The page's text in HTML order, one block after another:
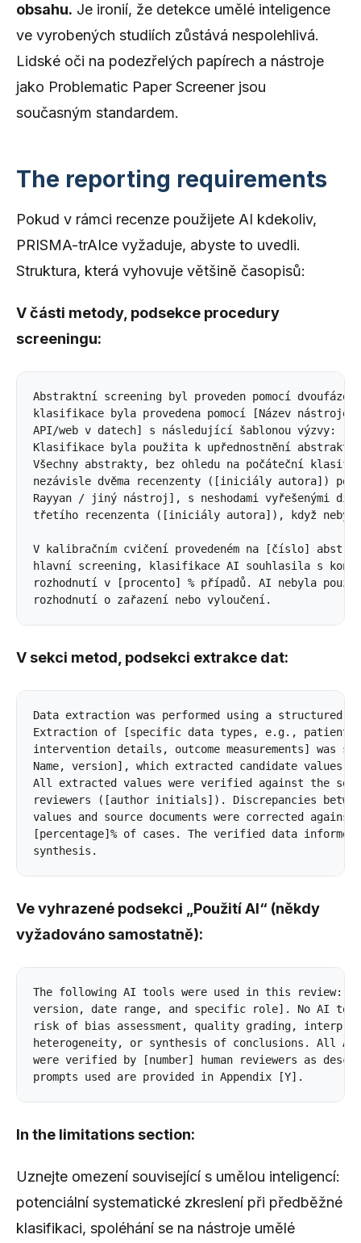
obsahu. Je ironií, že detekce umělé inteligence
ve vyrobených studiích zůstává nespolehlivá.
Lidské oči na podezřelých papírech a nástroje
jako Problematic Paper Screener jsou
současným standardem.
The reporting requirements
Pokud v rámci recenze použijete AI kdekoliv,
PRISMA-trAIce vyžaduje, abyste to uvedli.
Struktura, která vyhovuje většině časopisů:
V části metody, podsekce procedury
screeningu:
Abstraktní screening byl proveden pomocí
klasifikace byla provedena pomocí [Název
API/web v datech] s následující šablonou výzvy:
Klasifikace byla použita k upřednostnění abstraktů
Všechny abstrakty, bez ohledu na počáteční
nezávisle dvěma recenzenty ([iniciály autora])
Rayyan / jiný nástroj], s neshodami vyřešenými
třetího recenzenta ([iniciály autora]), když nebylo
V kalibračním cvičení provedeném na [číslo]
hlavní screening, klasifikace AI souhlasila s
rozhodnutí v [procento] % případů. AI nebyla
V sekci metod, podsekci extrakce dat:
Data extraction was performed using a structured
Extraction of [specific data types, e.g., patient
intervention details, outcome measurements] was
Name, version], which extracted candidate values
All extracted values were verified against the
reviewers ([author initials]). Discrepancies
values and source documents were corrected
[percentage]% of cases. The verified data
Ve vyhrazené podsekci „Použití AI“ (někdy
vyžadováno samostatně):
The following AI tools were used in this review:
version, date range, and specific role]. No AI tool
risk of bias assessment, quality grading,
heterogeneity, or synthesis of conclusions. All AI-
were verified by [number] human reviewers as
In the limitations section:
Uznejte omezení související s umělou inteligencí:
potenciální systematické zkreslení při předběžné
klasifikaci, spoléhání se na nástroje umělé